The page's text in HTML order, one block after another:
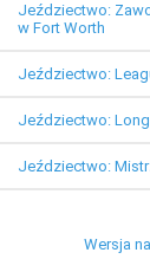
Jeździectwo:
w Fort Worth
Jeździectwo:
Jeździectwo:
Jeździectwo:
Wersja